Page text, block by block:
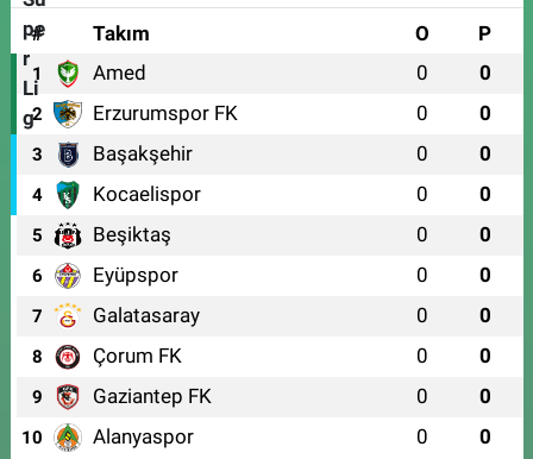
# Takım O P
1 Amed 0 0
2 Erzurumspor FK 0 0
3 Başakşehir 0 0
4 Kocaelispor 0 0
5 Beşiktaş 0 0
6 Eyüpspor 0 0
7 Galatasaray 0 0
8 Çorum FK 0 0
9 Gaziantep FK 0 0
10 Alanyaspor 0 0